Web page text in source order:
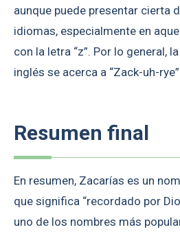
aunque puede presentar cierta
idiomas, especialmente en
con la letra “z”. Por lo general,
inglés se acerca a “Zack-uh-rye”.
Resumen final
En resumen, Zacarías es un
que significa “recordado por
uno de los nombres más